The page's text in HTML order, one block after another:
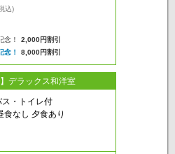
込)
念！
2,000円割引
念！
8,000円割引
デラックス和洋室
・トイレ付
食なし 夕食あり